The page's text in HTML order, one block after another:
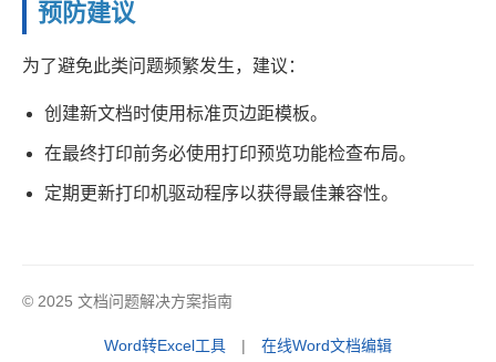
预防建议
为了避免此类问题频繁发生，建议：
创建新文档时使用标准页边距模板。
在最终打印前务必使用打印预览功能检查布局。
定期更新打印机驱动程序以获得最佳兼容性。
© 2025 文档问题解决方案指南
Word转Excel工具 | 在线Word文档编辑